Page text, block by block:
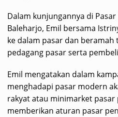
Dalam kunjungannya di
Baleharjo, Emil bersama
ke dalam pasar dan beramah
pedagang pasar serta
Emil mengatakan dalam
menghadapi pasar modern
rakyat atau minimarket pasar
memberikan aturan pasar